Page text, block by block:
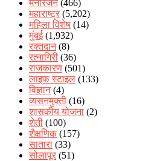
मनोरंजन(466)
महाराष्ट्र (5,202)
महिला विशेष (14)
मुंबई(1,932)
रक्‍तदान(8)
रत्नागिरी (36)
राजकारण (501)
लाइफ स्टाइल (133)
विज्ञान(4)
व्यसनमुक्ती (16)
शासकीय योजना (2)
शेती (100)
शैक्षणिक (157)
सातारा (33)
सोलापूर (51)